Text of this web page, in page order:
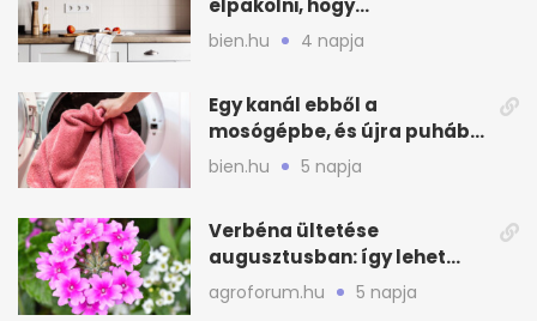
hűvösebbnek tűnjön a lakás
bien.hu 4 napja
Egy kanál ebből a
mosógépbe, és újra puhább
lesz a törölköző
bien.hu 5 napja
Verbéna ültetése
augusztusban: így lehet
még idén virágos a kert
agroforum.hu 5 napja